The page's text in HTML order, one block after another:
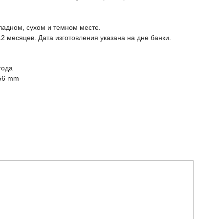
сухом и темном месте.
месяцев. Дата изготовления указана на дне банки.
mm